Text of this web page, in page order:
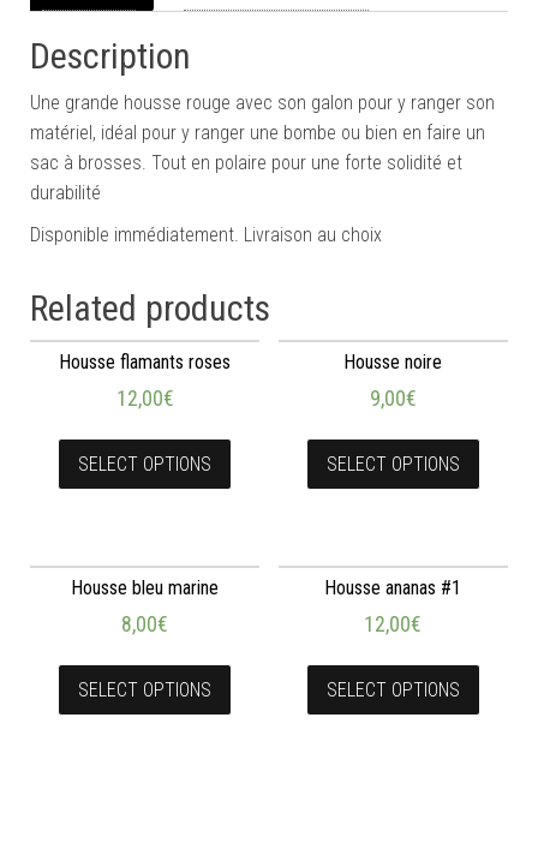
Description
Une grande housse rouge avec son galon pour y ranger son
matériel, idéal pour y ranger une bombe ou bien en faire un
sac à brosses. Tout en polaire pour une forte solidité et
durabilité
Disponible immédiatement. Livraison au choix
Related products
Housse flamants roses
12,00€
SELECT OPTIONS
Housse noire
9,00€
SELECT OPTIONS
Housse bleu marine
8,00€
SELECT OPTIONS
Housse ananas #1
12,00€
SELECT OPTIONS